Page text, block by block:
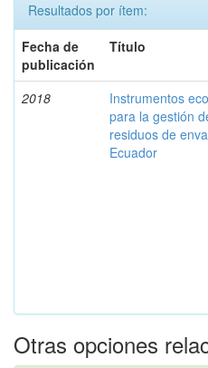
Resultados por ítem:
Fecha de
publicación
Título
2018
Instrumentos
para la gestión
residuos de
Ecuador
Otras opciones